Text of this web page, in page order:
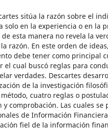
sitúa la razón sobre el
solo en la experiencia o en la
esta manera no revela la
razón. En este orden de
debe tener como principal
el cual buscó reglas para
verdades. Descartes
de la investigación
cuatro reglas o
y comprobación. Las cuales
de Información
fiel de la información